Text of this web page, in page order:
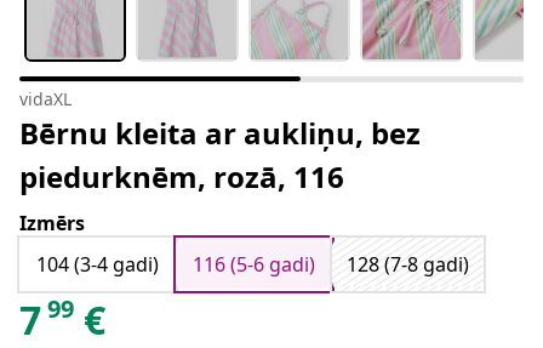
vidaXL
Bērnu kleita ar aukliņu, bez
piedurknēm, rozā, 116
Izmērs
104 (3-4 gadi)
116 (5-6 gadi) 128 (7-8 gadi)
799 €